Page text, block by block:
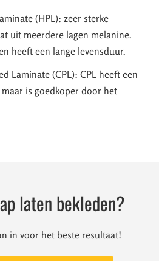
(HPL): zeer sterke
uit meerdere lagen melanine.
heeft een lange levensduur.
Laminate (CPL): CPL heeft een
is goedkoper door het
laten bekleden?
in voor het beste resultaat!